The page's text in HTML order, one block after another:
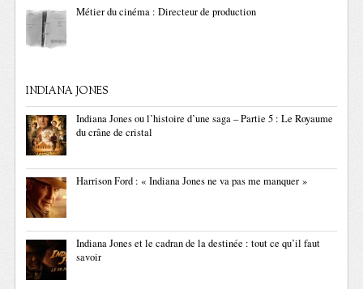
Métier du cinéma : Directeur de production
INDIANA JONES
Indiana Jones ou l’histoire d’une saga – Partie 5 : Le Royaume
du crâne de cristal
Harrison Ford : « Indiana Jones ne va pas me manquer »
Indiana Jones et le cadran de la destinée : tout ce qu’il faut
savoir